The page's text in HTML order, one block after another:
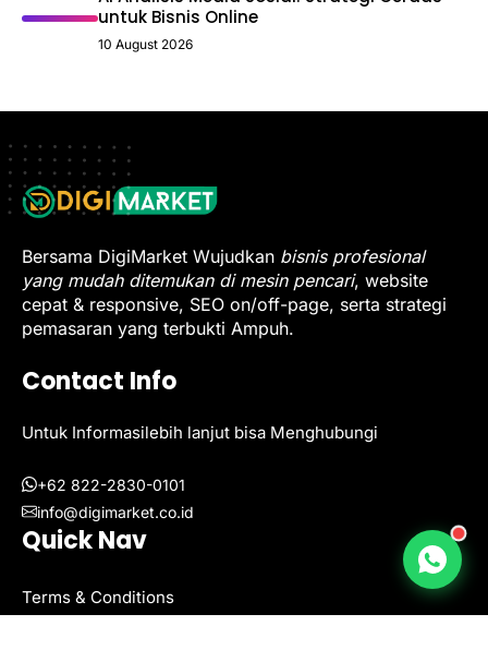
untuk Bisnis Online
10 August 2026
Bersama DigiMarket Wujudkan bisnis profesional
yang mudah ditemukan di mesin pencari, website
cepat & responsive, SEO on/off-page, serta strategi
pemasaran yang terbukti Ampuh.
Contact Info
Untuk Informasilebih lanjut bisa Menghubungi
+62 822-2830-0101
info@digimarket.co.id
Quick Nav
Terms & Conditions